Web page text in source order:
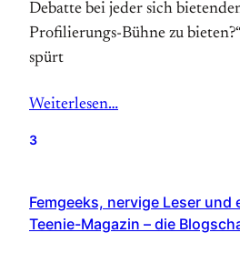
Debatte bei jeder sich
Profilierungs-Bühne zu
spürt
Weiterlesen…
3
Femgeeks, nervige Leser
Teenie-Magazin – die